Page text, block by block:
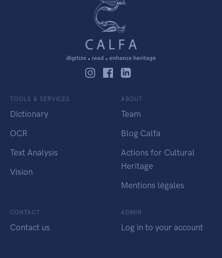
TOOLS & SERVICES
Dictionary
OCR
Text Analysis
Vision
ABOUT
Team
Blog Calfa
Actions for Cultural
Heritage
Mentions légales
CONTACT
Contact us
ADMIN
Log in to your account